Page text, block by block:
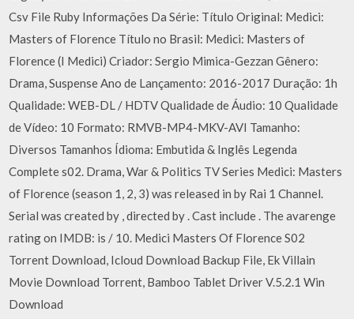
Csv File Ruby Informações Da Série: Título Original: Medici:
Masters of Florence Título no Brasil: Medici: Masters of
Florence (I Medici) Criador: Sergio Mimica-Gezzan Gênero:
Drama, Suspense Ano de Lançamento: 2016-2017 Duração: 1h
Qualidade: WEB-DL / HDTV Qualidade de Áudio: 10 Qualidade
de Vídeo: 10 Formato: RMVB-MP4-MKV-AVI Tamanho:
Diversos Tamanhos Ídioma: Embutida & Inglês Legenda
Complete s02. Drama, War & Politics TV Series Medici: Masters
of Florence (season 1, 2, 3) was released in by Rai 1 Channel.
Serial was created by , directed by . Cast include . The avarenge
rating on IMDB: is / 10. Medici Masters Of Florence S02
Torrent Download, Icloud Download Backup File, Ek Villain
Movie Download Torrent, Bamboo Tablet Driver V.5.2.1 Win
Download